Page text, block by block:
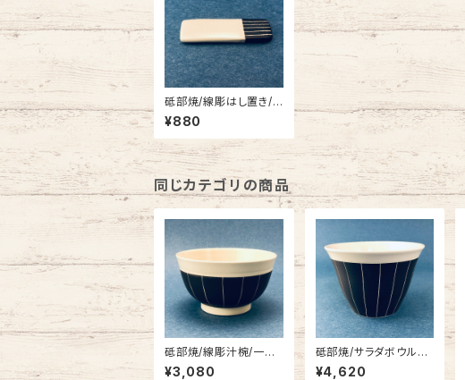
砥部焼/線彫はし置き/
一夢工房
¥880
同じカテゴリの商品
砥部焼/線彫汁椀/一夢
工房
¥3,080
砥部焼/サラダボウル
(大)/一夢工房
¥4,620